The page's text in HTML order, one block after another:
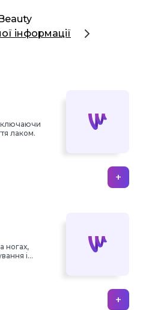
інформації
лаком.
+
ногах,
і
+